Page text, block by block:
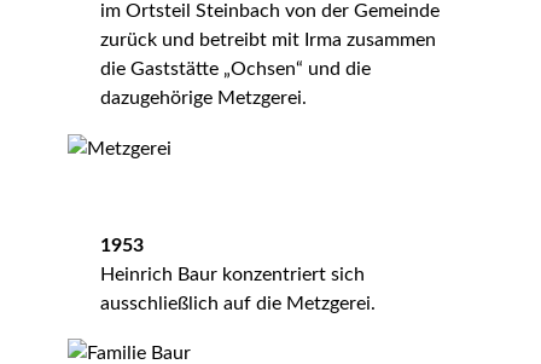
im Ortsteil Steinbach von der Gemeinde
zurück und betreibt mit Irma zusammen
die Gaststätte „Ochsen“ und die
dazugehörige Metzgerei.
1953
Heinrich Baur konzentriert sich
ausschließlich auf die Metzgerei.